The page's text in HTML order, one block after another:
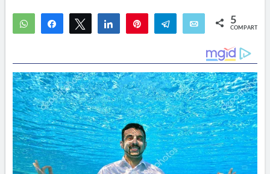
Enviar hojas de vida al correo:
laborales, los invitamos a seguirnos en las redes sociales
en elgrupo de ofertas laborales: